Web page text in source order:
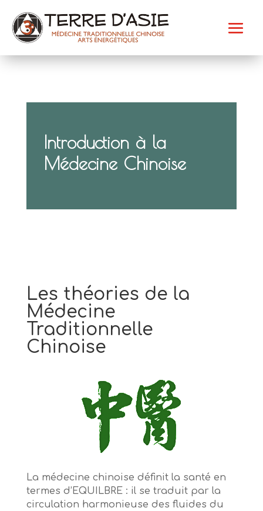
Introduction à la
Médecine Chinoise
Les théories de la
Médecine
Traditionnelle
Chinoise
La médecine chinoise définit la santé en
termes d’EQUILBRE : il se traduit par la
circulation harmonieuse des fluides du